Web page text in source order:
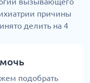
причины
делить на 4
подобрать